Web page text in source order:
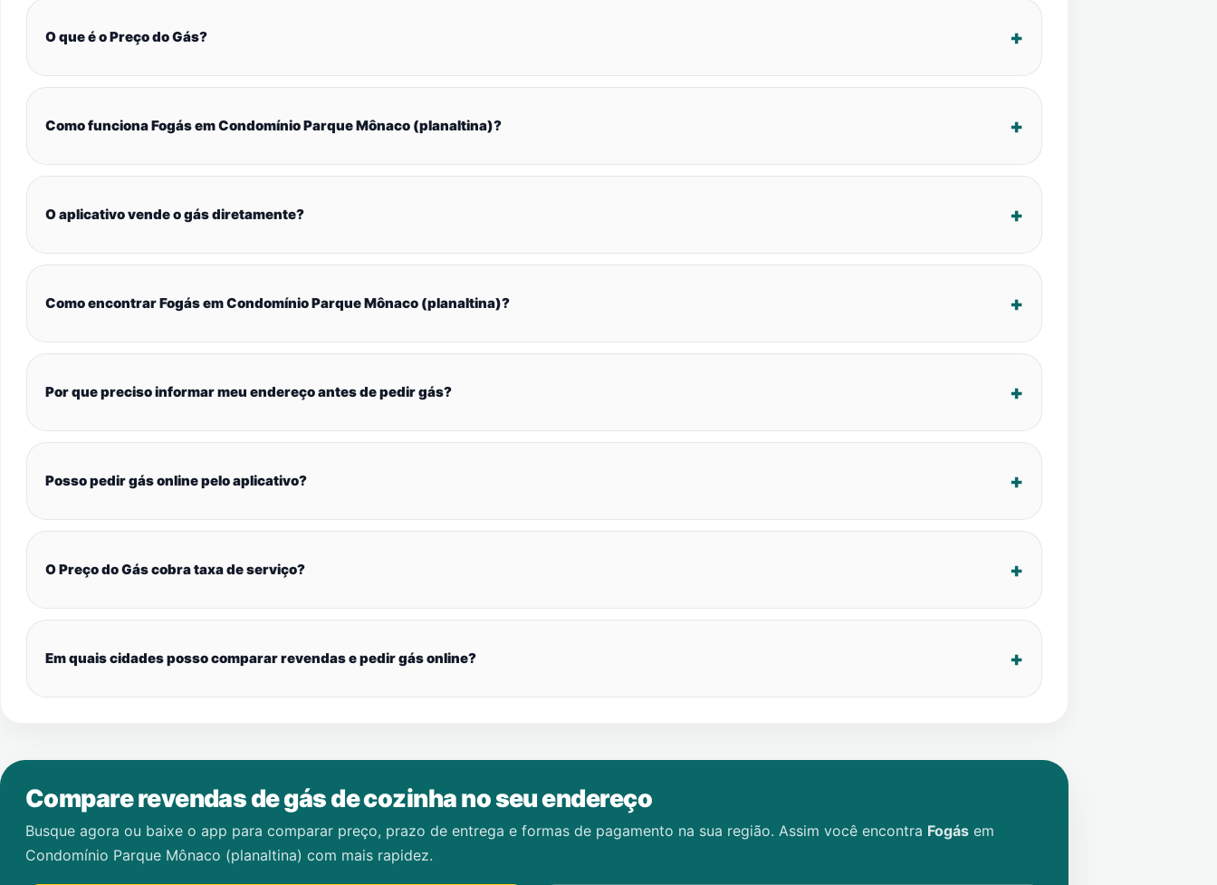
O que é o Preço do Gás?
Como funciona Fogás em Condomínio Parque Mônaco (planaltina)?
O aplicativo vende o gás diretamente?
Como encontrar Fogás em Condomínio Parque Mônaco (planaltina)?
Por que preciso informar meu endereço antes de pedir gás?
Posso pedir gás online pelo aplicativo?
O Preço do Gás cobra taxa de serviço?
Em quais cidades posso comparar revendas e pedir gás online?
Compare revendas de gás de cozinha no seu endereço
Busque agora ou baixe o app para comparar preço, prazo de entrega e formas de pagamento na sua região. Assim você encontra Fogás em
Condomínio Parque Mônaco (planaltina) com mais rapidez.